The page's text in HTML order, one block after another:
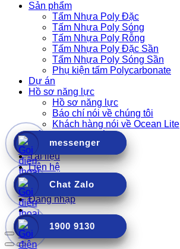
messenger
messenger
Chat Zalo
Chat Zalo
1900 9130
1900 9130
Sản phẩm
Tấm Nhựa Poly Đặc
Tấm Nhựa Poly Sóng
Tấm Nhựa Poly Rỗng
Tấm Nhựa Poly Đặc Sần
Tấm Nhựa Poly Sóng Sần
Phụ kiện tấm Polycarbonate
Dự án
Hồ sơ năng lực
Hồ sơ năng lực
Báo chí nói về chúng tôi
Khách hàng nói về Ocean Lite
Cẩm nang – Tin tức
Hệ thống phân phối
Tài liệu
Liên hệ
Tuyển dụng
Bảo hành
Đăng nhập